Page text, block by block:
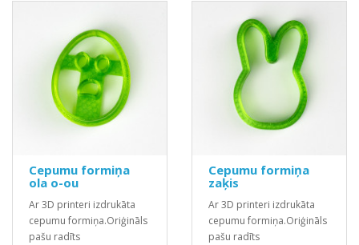
Cepumu formiņa
ola o-ou
Ar 3D printeri izdrukāta
cepumu formiņa.Oriģināls
pašu radīts
Cepumu formiņa
zaķis
Ar 3D printeri izdrukāta
cepumu formiņa.Oriģināls
pašu radīts